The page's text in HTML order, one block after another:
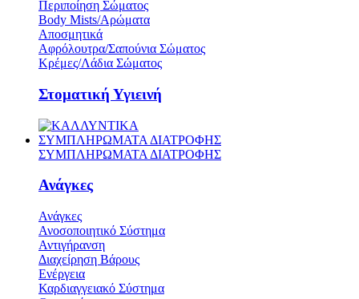
Περιποίηση Σώματος
Body Mists/Αρώματα
Αποσμητικά
Αφρόλουτρα/Σαπούνια Σώματος
Κρέμες/Λάδια Σώματος
Στοματική Υγιεινή
ΣΥΜΠΛΗΡΩΜΑΤΑ ΔΙΑΤΡΟΦΗΣ
ΣΥΜΠΛΗΡΩΜΑΤΑ ΔΙΑΤΡΟΦΗΣ
Ανάγκες
Ανάγκες
Ανοσοποιητικό Σύστημα
Αντιγήρανση
Διαχείρηση Βάρους
Ενέργεια
Καρδιαγγειακό Σύστημα